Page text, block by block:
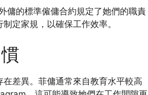
傭的標準僱傭合約規定了她們的職責
定家規，以確保工作效率。
差異。菲傭通常來自教育水平較高